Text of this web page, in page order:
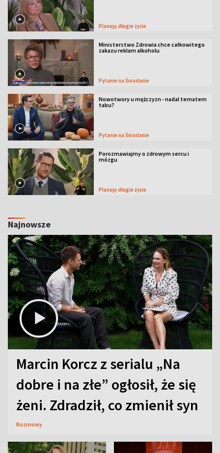
Planuję długie życie
Ministerstwo Zdrowia chce całkowitego
zakazu reklam alkoholu
Pytanie na Śniadanie
Nowotwory u mężczyzn - nadal tematem
tabu?
Pytanie na Śniadanie
Porozmawiajmy o zdrowym sercu i
mózgu
Planuję długie życie
Najnowsze
Marcin Korcz z serialu „Na
dobre i na złe” ogłosił, że się
żeni. Zdradził, co zmienił syn
Rozmowy